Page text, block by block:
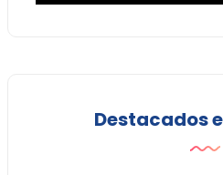
Destacados